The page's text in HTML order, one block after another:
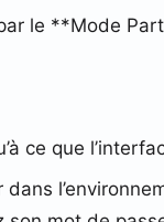
le **Mode
ce que